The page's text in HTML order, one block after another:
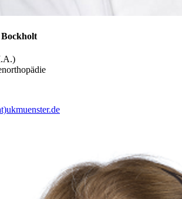
Bockholt